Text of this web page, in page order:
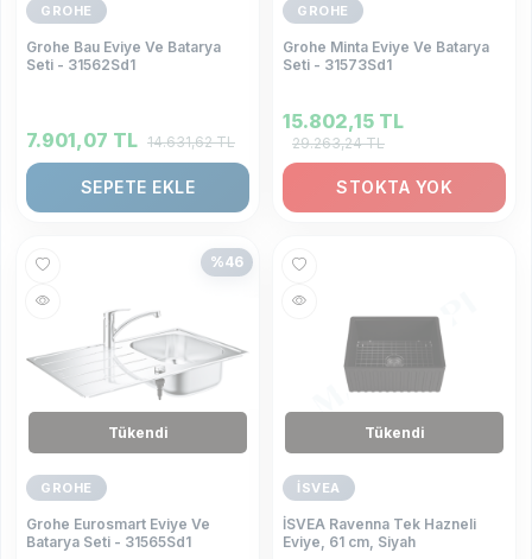
GROHE
Grohe Bau Eviye Ve Batarya
Seti - 31562Sd1
7.901,07 TL 14.631,62TL
SEPETE EKLE
GROHE
Grohe Minta Eviye Ve Batarya
Seti - 31573Sd1
15.802,15 TL
29.263,24TL
STOKTA YOK
%46
Tükendi
GROHE
Grohe Eurosmart Eviye Ve
Batarya Seti - 31565Sd1
Tükendi
İSVEA
İSVEA Ravenna Tek Hazneli
Eviye, 61 cm, Siyah